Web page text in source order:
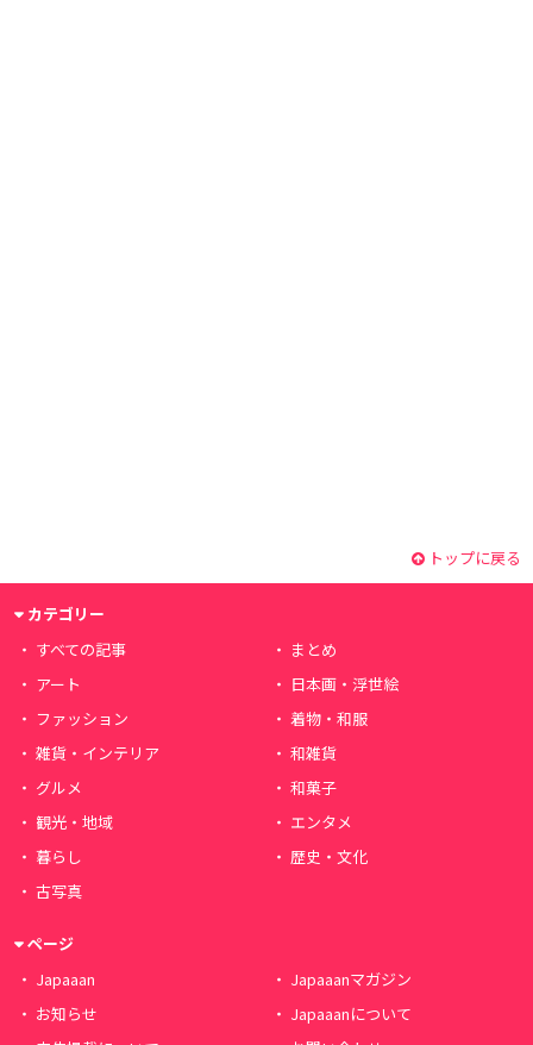
トップに戻る
カテゴリー
すべての記事
まとめ
アート
日本画・浮世絵
ファッション
着物・和服
雑貨・インテリア
和雑貨
グルメ
和菓子
観光・地域
エンタメ
暮らし
歴史・文化
古写真
ページ
Japaaan
Japaaanマガジン
お知らせ
Japaaanについて